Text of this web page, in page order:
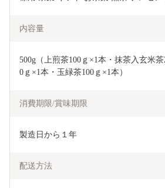
内容量
500g（上煎茶100ｇ×1本・抹茶入玄米
0ｇ×1本・玉緑茶100ｇ×1本）
消費期限/賞味期限
製造日から１年
配送方法